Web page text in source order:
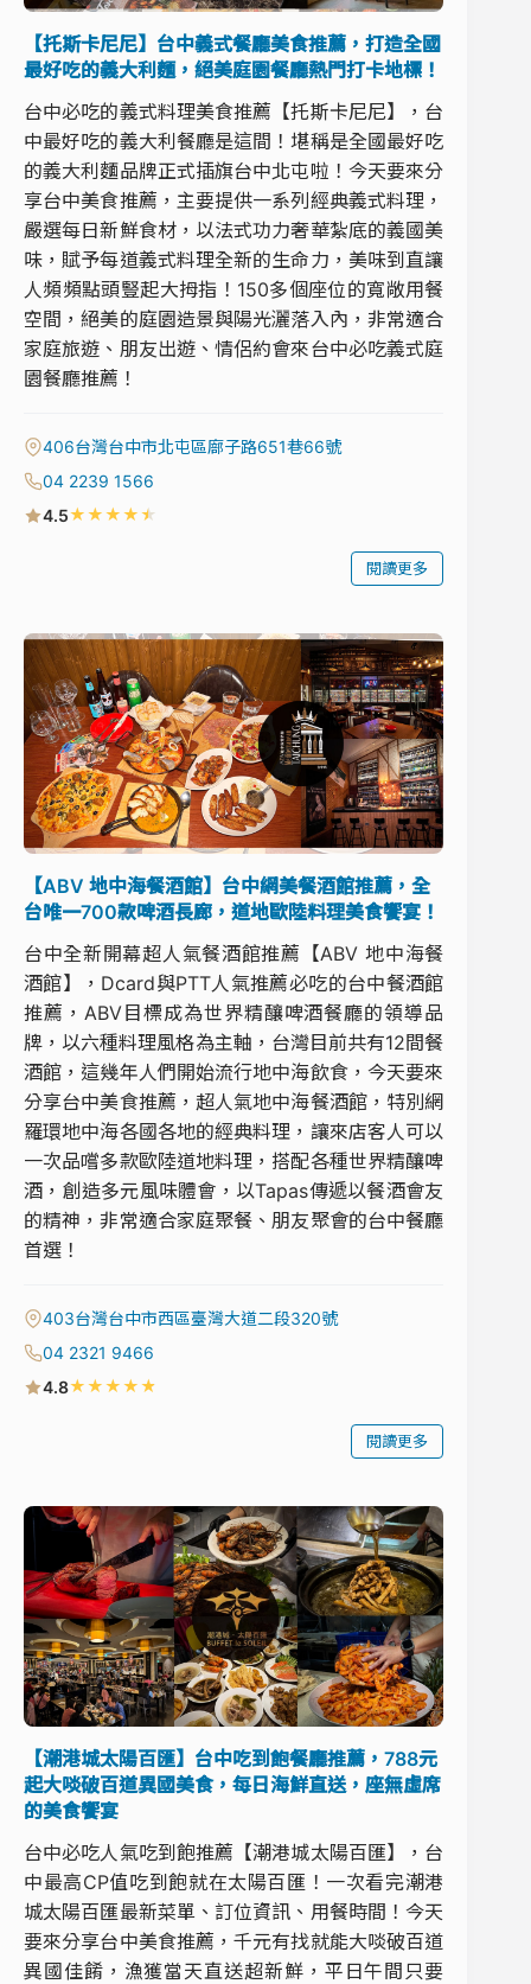
【托斯卡尼尼】台中義式餐廳美食推薦，打造全國
最好吃的義大利麵，絕美庭園餐廳熱門打卡地標！
台中必吃的義式料理美食推薦【托斯卡尼尼】，台
中最好吃的義大利餐廳是這間！堪稱是全國最好吃
的義大利麵品牌正式插旗台中北屯啦！今天要來分
享台中美食推薦，主要提供一系列經典義式料理，
嚴選每日新鮮食材，以法式功力奢華紮底的義國美
味，賦予每道義式料理全新的生命力，美味到直讓
人頻頻點頭豎起大拇指！150多個座位的寬敞用餐
空間，絕美的庭園造景與陽光灑落入內，非常適合
家庭旅遊、朋友出遊、情侶約會來台中必吃義式庭
園餐廳推薦！
406台灣台中市北屯區廍子路651巷66號
04 2239 1566
4.5★★★★★
閱讀更多
【ABV 地中海餐酒館】台中網美餐酒館推薦，全
台唯一700款啤酒長廊，道地歐陸料理美食饗宴！
台中全新開幕超人氣餐酒館推薦【ABV 地中海餐
酒館】，Dcard與PTT人氣推薦必吃的台中餐酒館
推薦，ABV目標成為世界精釀啤酒餐廳的領導品
牌，以六種料理風格為主軸，台灣目前共有12間餐
酒館，這幾年人們開始流行地中海飲食，今天要來
分享台中美食推薦，超人氣地中海餐酒館，特別網
羅環地中海各國各地的經典料理，讓來店客人可以
一次品嚐多款歐陸道地料理，搭配各種世界精釀啤
酒，創造多元風味體會，以Tapas傳遞以餐酒會友
的精神，非常適合家庭聚餐、朋友聚會的台中餐廳
首選！
403台灣台中市西區臺灣大道二段320號
04 2321 9466
4.8★★★★★
閱讀更多
【潮港城太陽百匯】台中吃到飽餐廳推薦，788元
起大啖破百道異國美食，每日海鮮直送，座無虛席
的美食饗宴
台中必吃人氣吃到飽推薦【潮港城太陽百匯】，台
中最高CP值吃到飽就在太陽百匯！一次看完潮港
城太陽百匯最新菜單、訂位資訊、用餐時間！今天
要來分享台中美食推薦，千元有找就能大啖破百道
異國佳餚，漁獲當天直送超新鮮，平日午間只要